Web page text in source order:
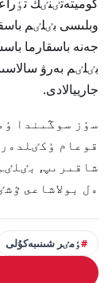
وبلىسى بٸلٸم
جەنە باسقارما
بٸلٸم بەرۋ
جارييالادى.
سٶز سوڭىندا
قوعام
شاقىرىپ,
ەل بولاشاعى
ٶمٸر شىنىبەكۇلى